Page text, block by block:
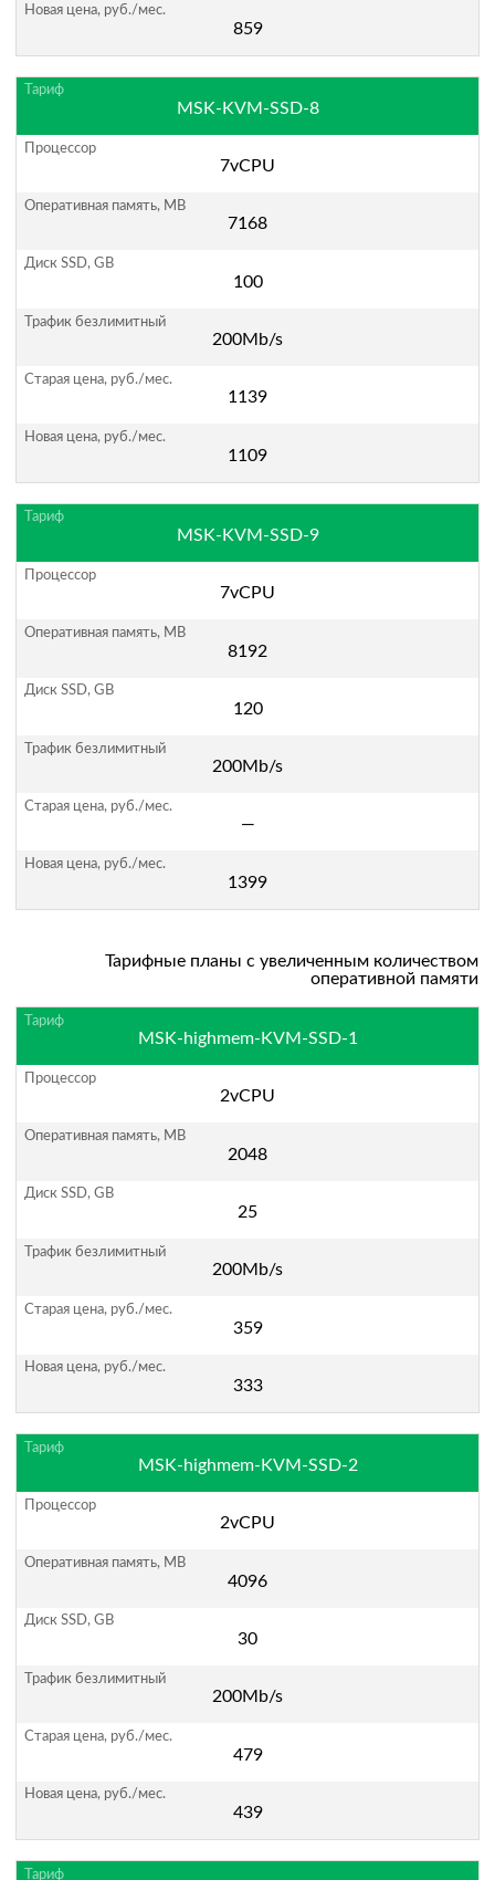
859
MSK-KVM-SSD-8
7vCPU
7168
100
200Mb/s
1139
1109
MSK-KVM-SSD-9
7vCPU
8192
120
200Mb/s
—
1399
Тарифные планы с увеличенным количеством
оперативной памяти
MSK-highmem-KVM-SSD-1
2vCPU
2048
25
200Mb/s
359
333
MSK-highmem-KVM-SSD-2
2vCPU
4096
30
200Mb/s
479
439